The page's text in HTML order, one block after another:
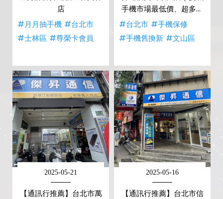
店
#月月抽手機 #台北市
#士林區 #尊榮卡會員
手機市場最低價、超多客
戶五星好評
#台北市 #手機保修
#手機舊換新 #文山區
2025-05-21
【通訊行推薦】台北市萬
2025-05-16
【通訊行推薦】台北市信